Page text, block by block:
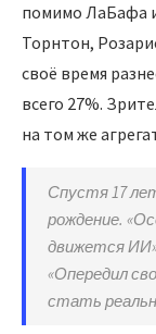
помимо ЛаБафа
Торнтон,
своё время
всего 27%.
на том же
Спустя 17
рождение.
движется
«Опередил
стать